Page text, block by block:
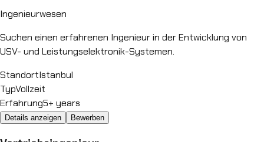
Ingenieurwesen
Suchen einen erfahrenen Ingenieur in der Entwicklung von
USV- und Leistungselektronik-Systemen.
StandortIstanbul
TypVollzeit
Erfahrung5+ years
Details anzeigen Bewerben